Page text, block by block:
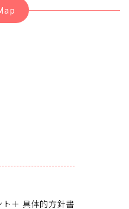
＋ 具体的方針書